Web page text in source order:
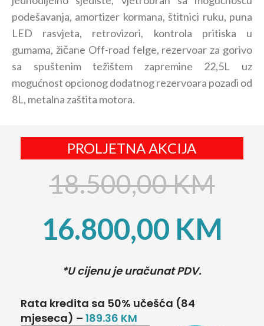
podešavanja, amortizer kormana, štitnici ruku, puna
LED rasvjeta, retrovizori, kontrola pritiska u
gumama, žičane Off-road felge, rezervoar za gorivo
sa spuštenim težištem zapremine 22,5L uz
mogućnost opcionog dodatnog rezervoara pozadi od
8L, metalna zaštita motora.
PROLJETNA AKCIJA
18.500,00 KM
16.800,00 KM
*U cijenu je uračunat PDV.
Rata kredita sa 50% učešća (84
mjeseca) – 189.36 KM